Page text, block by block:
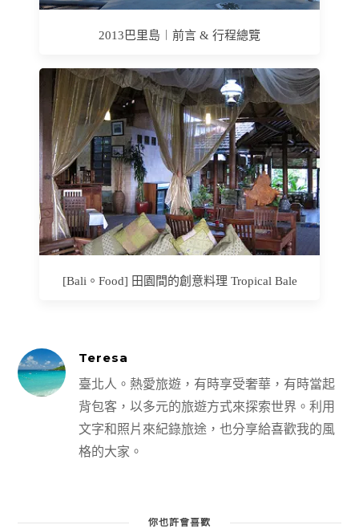
2013巴里島︱前言 & 行程總覽
[Bali。Food] 田園間的創意料理 Tropical Bale
Teresa
臺北人。熱愛旅遊，有時享受奢華，有時當起
背包客，以多元的旅遊方式來探索世界。利用
文字和照片來紀錄旅途，也分享給喜歡我的風
格的大家。
你也許會喜歡